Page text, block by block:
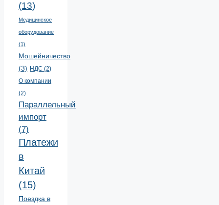
(13)
Медицинское
оборудование
(1)
Мошейничество
(3) НДС (2)
О компании
(2)
Параллельный
импорт
(7)
Платежи
в
Китай
(15)
Поездка в